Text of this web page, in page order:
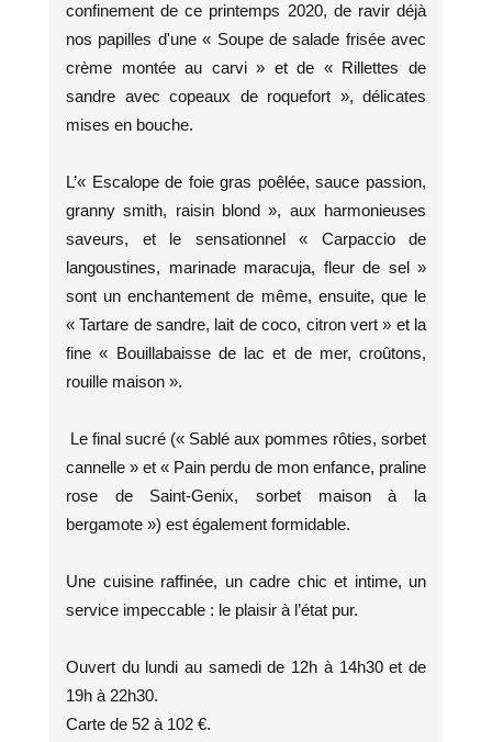
confinement de ce printemps 2020, de ravir déjà
nos papilles d'une « Soupe de salade frisée avec
crème montée au carvi » et de « Rillettes de
sandre avec copeaux de roquefort », délicates
mises en bouche.
L’« Escalope de foie gras poêlée, sauce passion,
granny smith, raisin blond », aux harmonieuses
saveurs, et le sensationnel « Carpaccio de
langoustines, marinade maracuja, fleur de sel »
sont un enchantement de même, ensuite, que le
« Tartare de sandre, lait de coco, citron vert » et la
fine « Bouillabaisse de lac et de mer, croûtons,
rouille maison ».
Le final sucré (« Sablé aux pommes rôties, sorbet
cannelle » et « Pain perdu de mon enfance, praline
rose de Saint-Genix, sorbet maison à la
bergamote ») est également formidable.
Une cuisine raffinée, un cadre chic et intime, un
service impeccable : le plaisir à l’état pur.
Ouvert du lundi au samedi de 12h à 14h30 et de
19h à 22h30.
Carte de 52 à 102 €.